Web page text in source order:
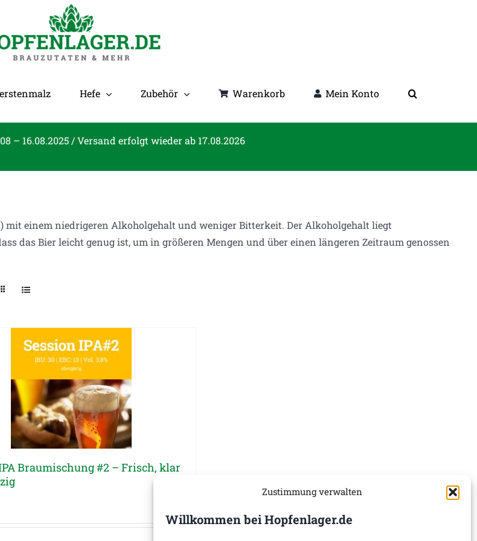
Zustimmung verwalten
Willkommen bei Hopfenlager.de
Hefe Zubehör Warenkorb Mein Konto
– 16.08.2025 / Versand erfolgt wieder ab 17.08.2026
mit einem niedrigeren Alkoholgehalt und weniger Bitterkeit. Der Alkoholgehalt liegt
das Bier leicht genug ist, um in größeren Mengen und über einen längeren Zeitraum genossen
Braumischung #2 – Frisch, klar